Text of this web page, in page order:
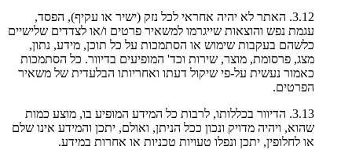
3.12. האתר לא יהיה אחראי לכל נזק (ישיר או עקיף), הפסד,
עגמת נפש והוצאות שייגרמו למשאיר פרטים ו/או לצדדים שלישיים
כלשהם בעקבות שימוש או הסתמכות על כל תוכן, מידע, נתון,
מצג, פרסומת, מוצר, שירות וכד' המופיעים בדיוור. כל הסתמכות
כאמור נעשית על-פי שיקול דעתו ואחריותו הבלעדית של משאיר
הפרטים.
3.13. הדיוור בכללותו, לרבות כל המידע המופיע בו, מוצע כמות
שהוא, ויהיה מדויק ונכון ככל הניתן, ואולם, יתכן והמידע אינו שלם
או לחלופין, יתכן ונפלו טעויות טכניות או אחרות במידע.